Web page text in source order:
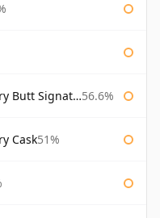
Signatory 56.6%
Cask51%